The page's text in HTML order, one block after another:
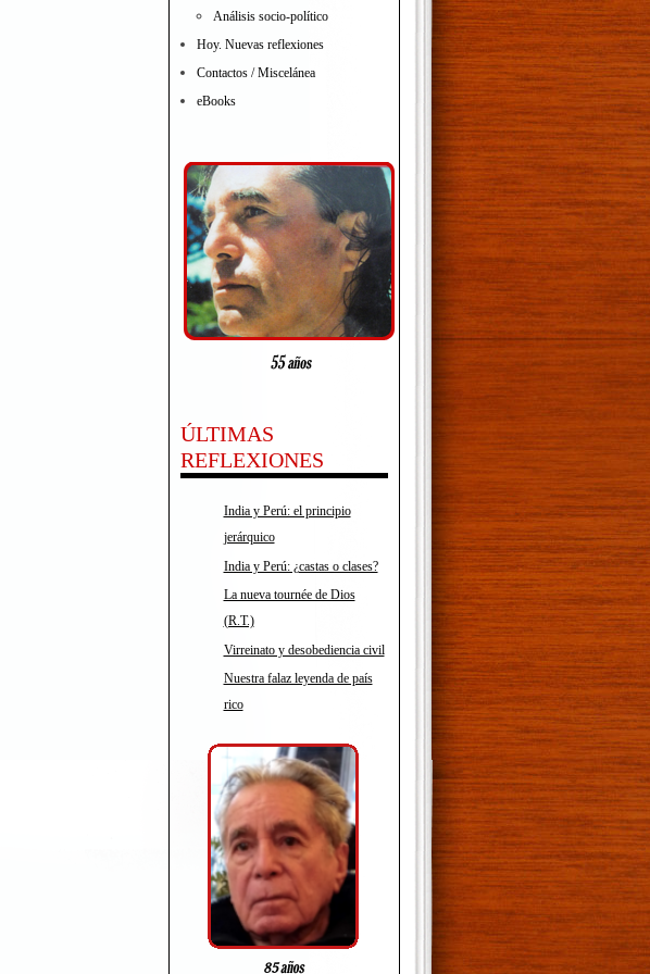
Análisis socio-político
Hoy. Nuevas reflexiones
Contactos / Miscelánea
eBooks
ÚLTIMAS
REFLEXIONES
India y Perú: el principio
jerárquico
India y Perú: ¿castas o clases?
La nueva tournée de Dios
(R.T.)
Virreinato y desobediencia civil
Nuestra falaz leyenda de país
rico